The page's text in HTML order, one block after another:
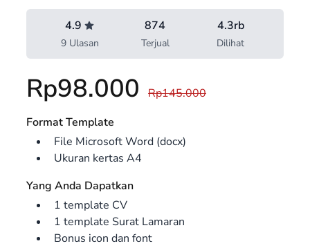
4.9
9 Ulasan
874
Terjual
4.3rb
Dilihat
Rp98.000
Rp145.000
Format Template
File Microsoft Word (docx)
Ukuran kertas A4
Yang Anda Dapatkan
1 template CV
1 template Surat Lamaran
Bonus icon dan font